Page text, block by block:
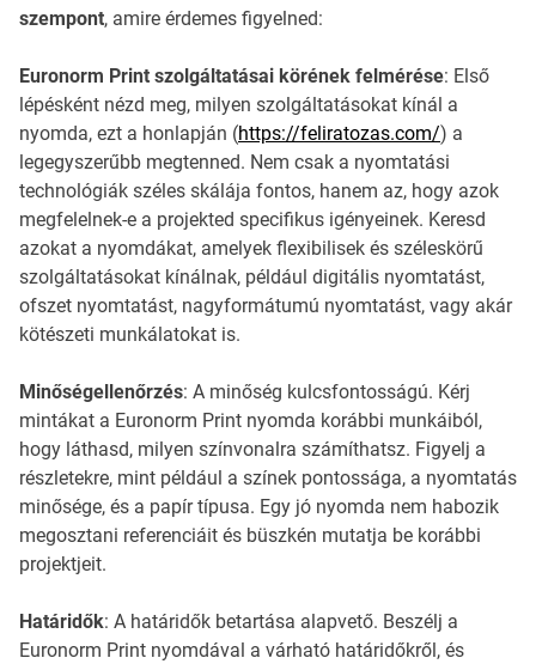
szempont, amire érdemes figyelned:
Euronorm Print szolgáltatásai körének felmérése: Első
lépésként nézd meg, milyen szolgáltatásokat kínál a
nyomda, ezt a honlapján (https://feliratozas.com/) a
legegyszerűbb megtenned. Nem csak a nyomtatási
technológiák széles skálája fontos, hanem az, hogy azok
megfelelnek-e a projekted specifikus igényeinek. Keresd
azokat a nyomdákat, amelyek flexibilisek és széleskörű
szolgáltatásokat kínálnak, például digitális nyomtatást,
ofszet nyomtatást, nagyformátumú nyomtatást, vagy akár
kötészeti munkálatokat is.
Minőségellenőrzés: A minőség kulcsfontosságú. Kérj
mintákat a Euronorm Print nyomda korábbi munkáiból,
hogy láthasd, milyen színvonalra számíthatsz. Figyelj a
részletekre, mint például a színek pontossága, a nyomtatás
minősége, és a papír típusa. Egy jó nyomda nem habozik
megosztani referenciáit és büszkén mutatja be korábbi
projektjeit.
Határidők: A határidők betartása alapvető. Beszélj a
Euronorm Print nyomdával a várható határidőkről, és